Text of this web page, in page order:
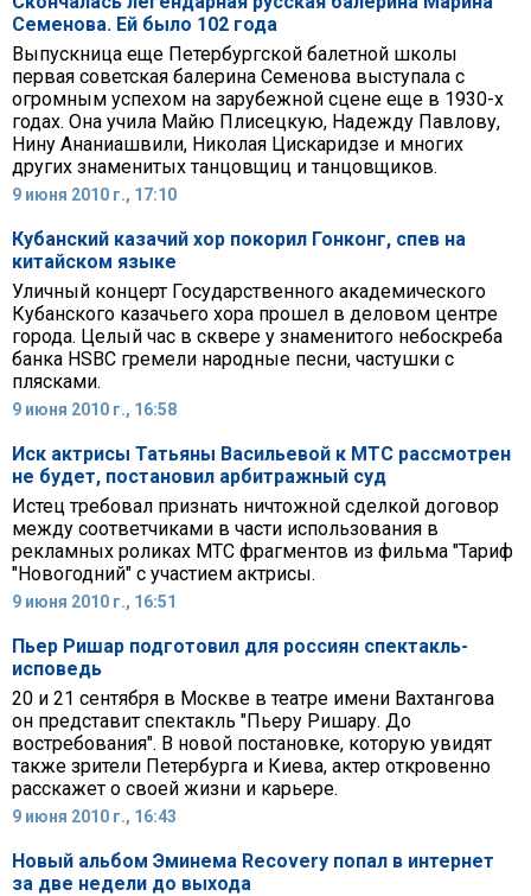
Семенова. Ей было 102 года
Выпускница еще Петербургской балетной школы
первая советская балерина Семенова выступала с
огромным успехом на зарубежной сцене еще в 1930-х
годах. Она учила Майю Плисецкую, Надежду Павлову,
Нину Ананиашвили, Николая Цискаридзе и многих
других знаменитых танцовщиц и танцовщиков.
9 июня 2010 г., 17:10
Кубанский казачий хор покорил Гонконг, спев на
китайском языке
Уличный концерт Государственного академического
Кубанского казачьего хора прошел в деловом центре
города. Целый час в сквере у знаменитого небоскреба
банка HSBC гремели народные песни, частушки с
плясками.
9 июня 2010 г., 16:58
Иск актрисы Татьяны Васильевой к МТС рассмотрен
не будет, постановил арбитражный суд
Истец требовал признать ничтожной сделкой договор
между соответчиками в части использования в
рекламных роликах МТС фрагментов из фильма "Тариф
"Новогодний" с участием актрисы.
9 июня 2010 г., 16:51
Пьер Ришар подготовил для россиян спектакль-
исповедь
20 и 21 сентября в Москве в театре имени Вахтангова
он представит спектакль "Пьеру Ришару. До
востребования". В новой постановке, которую увидят
также зрители Петербурга и Киева, актер откровенно
расскажет о своей жизни и карьере.
9 июня 2010 г., 16:43
Новый альбом Эминема Recovery попал в интернет
за две недели до выхода